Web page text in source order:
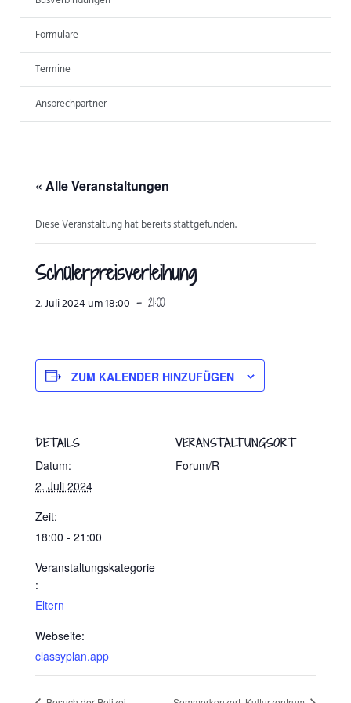
ANSPRECHPARTNER
Formulare
Termine
Ansprechpartner
« Alle Veranstaltungen
Diese Veranstaltung hat bereits stattgefunden.
Schülerpreisverleihung
2. Juli 2024 um 18:00 - 21:00
ZUM KALENDER HINZUFÜGEN
DETAILS
Datum:
2. Juli 2024
Zeit:
18:00 - 21:00
Veranstaltungskategorie
:
Eltern
Webseite:
classyplan.app
VERANSTALTUNGSORT
Forum/R